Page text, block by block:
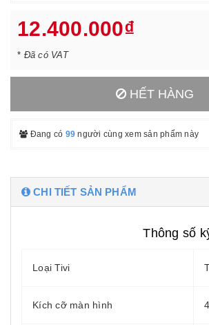
12.400.000₫
* Đã có VAT
HẾT HÀNG
Đang có 99 người cùng xem sản phẩm này
CHI TIẾT SẢN PHẨM
Thông số
Loại Tivi
Kích cỡ màn hình